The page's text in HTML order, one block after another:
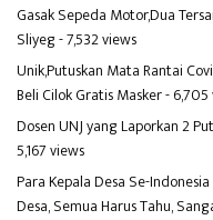
Gasak Sepeda Motor,Dua
Sliyeg- 7,532 views
Unik,Putuskan Mata Rantai
Beli Cilok Gratis Masker-
Dosen UNJ yang Laporkan 2
5,167 views
Para Kepala Desa Se-
Desa, Semua Harus Tahu,